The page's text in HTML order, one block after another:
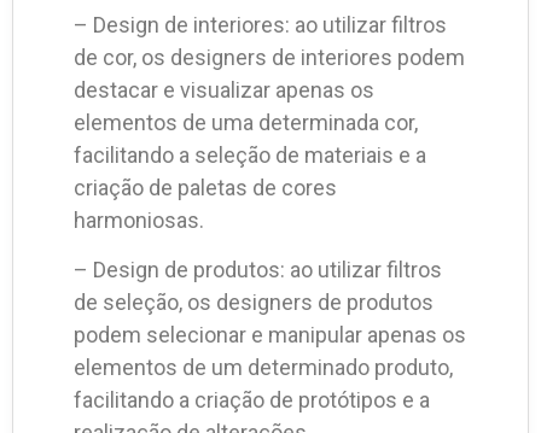
– Design de interiores: ao utilizar filtros
de cor, os designers de interiores podem
destacar e visualizar apenas os
elementos de uma determinada cor,
facilitando a seleção de materiais e a
criação de paletas de cores
harmoniosas.
– Design de produtos: ao utilizar filtros
de seleção, os designers de produtos
podem selecionar e manipular apenas os
elementos de um determinado produto,
facilitando a criação de protótipos e a